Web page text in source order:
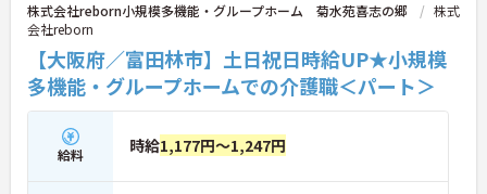
株式会社reborn小規模多機能・グループホーム 菊水苑喜志の郷
株式
会社reborn
【大阪府／富田林市】土日祝日時給UP★小規模
多機能・グループホームでの介護職＜パート＞
給料 時給1,177円～1,247円